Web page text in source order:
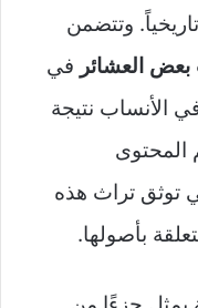
تاريخياً. وتتضمن
العشائر في
الأنساب نتيجة
المحتوى
توثق تراث هذه
بأصولها.